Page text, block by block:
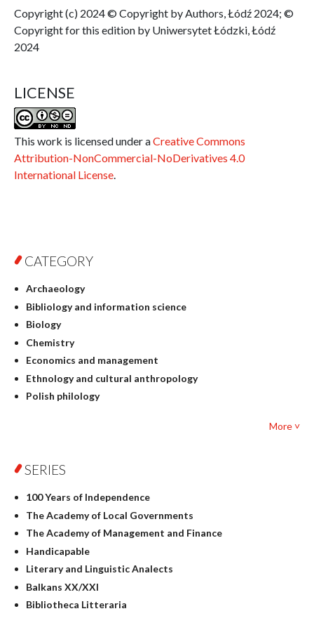
Copyright (c) 2024 © Copyright by Authors, Łódź 2024; ©
Copyright for this edition by Uniwersytet Łódzki, Łódź
2024
LICENSE
This work is licensed under aCreative Commons
Attribution-NonCommercial-NoDerivatives 4.0
International License.
CATEGORY
Archaeology
Bibliology and information science
Biology
Chemistry
Economics and management
Ethnology and cultural anthropology
Polish philology
Geography
Linguistics
Judaica
Culture and art
Literary Studies
Mathematics
Pedagogy
Textbooks for foreigners
More ˅
SERIES
100 Years of Independence
The Academy of Local Governments
The Academy of Management and Finance
Handicapable
Literary and Linguistic Analects
Balkans XX/XXI
Bibliotheca Litteraria